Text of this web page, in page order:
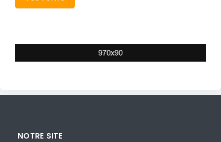
NOTRE SITE